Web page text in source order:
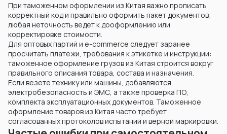
При таможенном оформлении из Китая важно прописать
корректный код и правильно оформить пакет документов;
любая неточность ведет к дооформлению или
корректировке стоимости.
Для оптовых партий и e-commerce следует заранее
просчитать платежи, требования к этикетке и инструкции:
таможенное оформление грузов из Китая строится вокруг
правильного описания товара, состава и назначения.
Если везете технику или машины, добавляются
электробезопасность и ЭМС, а также проверка ПО,
комплекта эксплуатационных документов. Таможенное
оформление товаров из Китая часто требует
согласованных протоколов испытаний и верной маркировки.